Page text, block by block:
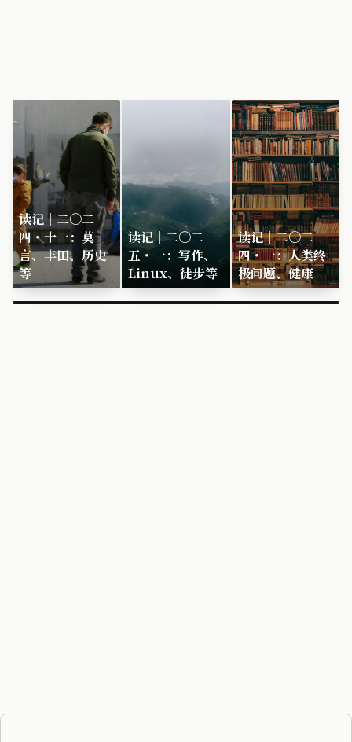
读记｜二〇二
四・十一：莫
言、丰田、历史
等
读记｜二〇二
五・一：写作、
Linux、徒步等
读记｜二〇二
四・一：人类终
极问题、健康